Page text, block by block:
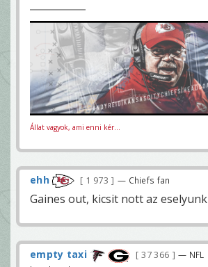
Állat vagyok, ami enni kér...
ehh 1 973 — Chiefs fan
Gaines out, kicsit nott az eselyunk
empty taxi 37 366
— NFL